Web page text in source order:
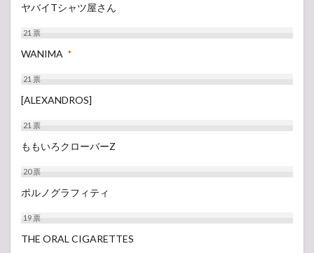
ヤバイTシャツ屋さん
21票
WANIMA *
21票
[ALEXANDROS]
21票
ももいろクローバーZ
20票
ポルノグラフィティ
19票
THE ORAL CIGARETTES